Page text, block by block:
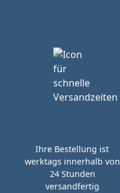
Ihre Bestellung ist
werktags innerhalb von
24 Stunden
versandfertig